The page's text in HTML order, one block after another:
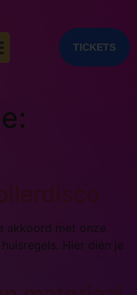
TICKETS
akkoord met onze
Hier dien je